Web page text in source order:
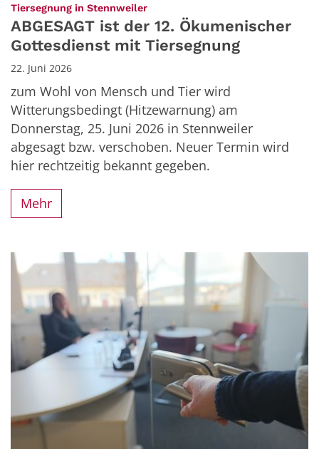
Tiersegnung in Stennweiler:
ABGESAGT ist der 12. Ökumenischer
Gottesdienst mit Tiersegnung
22. Juni 2026
zum Wohl von Mensch und Tier wird
Witterungsbedingt (Hitzewarnung) am
Donnerstag, 25. Juni 2026 in Stennweiler
abgesagt bzw. verschoben. Neuer Termin wird
hier rechtzeitig bekannt gegeben.
Mehr